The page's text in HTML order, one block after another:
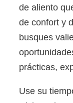
de aliento
de confort y
busques
prácticas,
Use su